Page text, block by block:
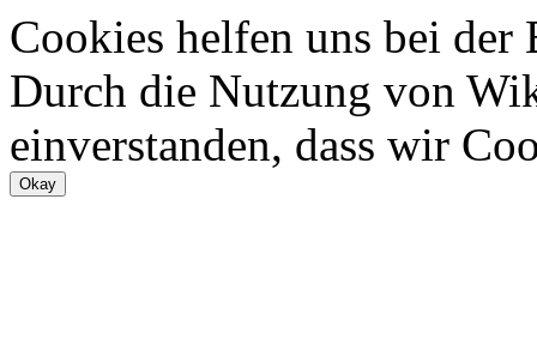
Cookies helfen uns bei
Durch die Nutzung von
einverstanden, dass wir